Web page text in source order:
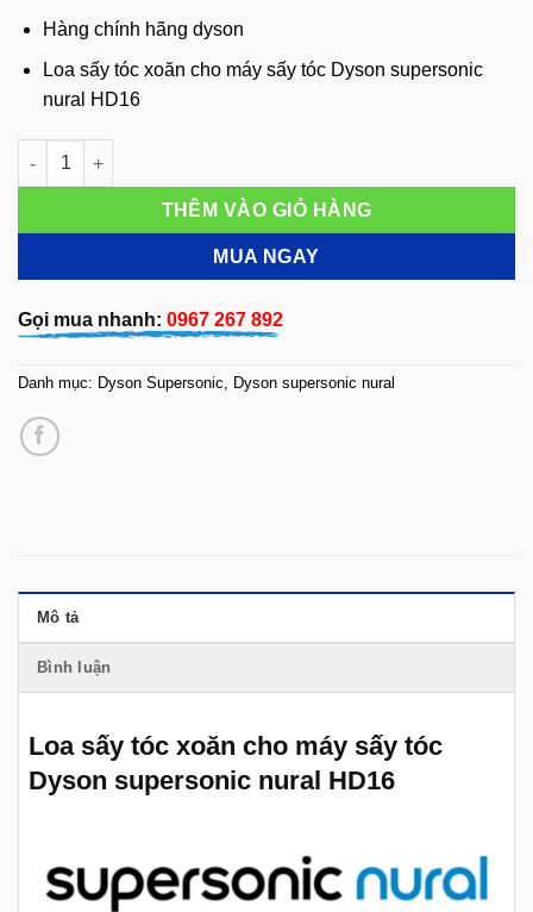
Hàng chính hãng dyson
Loa sấy tóc xoăn cho máy sấy tóc Dyson supersonic
nural HD16
Loa sấy tóc xoăn cho máy sấy tóc Dyson supersonic nural
THÊM VÀO GIỎ HÀNG
MUA NGAY
Gọi mua nhanh: 0967 267 892
Danh mục: Dyson Supersonic, Dyson supersonic nural
Mô tả
Bình luận
Loa sấy tóc xoăn cho máy sấy tóc
Dyson supersonic nural HD16